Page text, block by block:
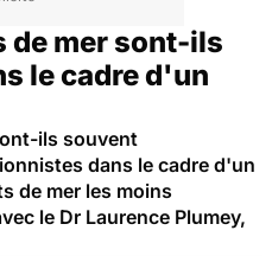
de mer sont-ils
le cadre d'un
ils souvent
dans le cadre d'un
de mer les moins
le Dr Laurence Plumey,